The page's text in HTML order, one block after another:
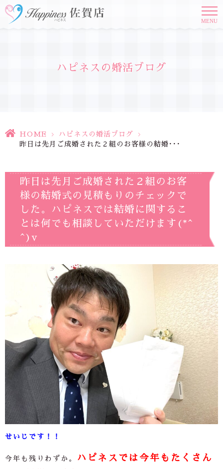
MENU
ハピネスの婚活ブログ
HOME > ハピネスの婚活ブログ
>
昨日は先月ご成婚された２組のお客様の結婚･･･
昨日は先月ご成婚された２組のお客
様の結婚式の見積もりのチェックで
した。ハピネスでは結婚に関するこ
とは何でも相談していただけます(*^
^)v
せいじです！！
今年も残りわずか。
ハピネスでは今年もたくさん